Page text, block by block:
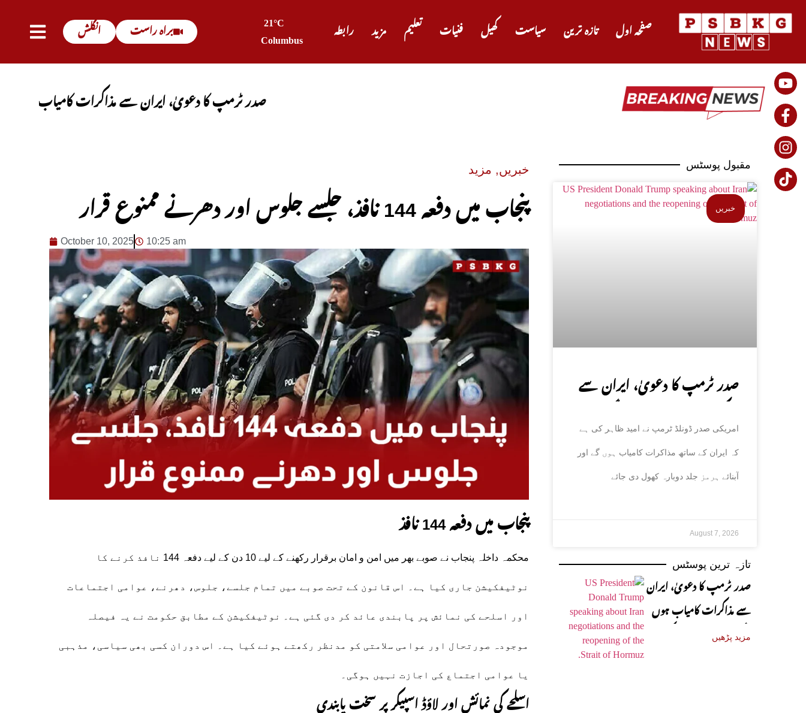
انگلش براہ راست
21°C
Columbus
رابطہ مزید تعلیم فنیات کھیل سیاست تازہ ترین صفحہ اول
صدر ٹرمپ کا دعویٰ، ایران سے مذاکرات کامیاب ہوں گے، آبنائے
خبریں, مزید
پنجاب میں دفعہ 144 نافذ، جلسے جلوس اور دھرنے ممنوع قرار
October 10, 2025 10:25 am
پنجاب میں دفعہ 144 نافذ
محکمہ داخلہ پنجاب نے صوبے بھر میں امن و امان برقرار رکھنے کے لیے 10 دن کے لیے دفعہ 144 نافذ کرنے کا
نوٹیفکیشن جاری کیا ہے۔ اس قانون کے تحت صوبے میں تمام جلسے، جلوس، دھرنے، عوامی اجتماعات
اور اسلحے کی نمائش پر پابندی عائد کر دی گئی ہے۔ نوٹیفکیشن کے مطابق حکومت نے یہ فیصلہ
موجودہ صورتحال اور عوامی سلامتی کو مدنظر رکھتے ہوئے کیا ہے۔ اس دوران کسی بھی سیاسی، مذہبی
یا عوامی اجتماع کی اجازت نہیں ہوگی۔
اسلحے کی نمائش اور لاؤڈ اسپیکر پر سخت پابندی
مقبول پوسٹس
خبریں
صدر ٹرمپ کا دعویٰ، ایران سے
آبنائے ہرمز جلد کھل جائے گی
امریکی صدر ڈونلڈ ٹرمپ نے امید ظاہر کی ہے
کہ ایران کے ساتھ مذاکرات کامیاب ہوں گے اور
آبنائے ہرمز جلد دوبارہ کھول دی جائے
August 7, 2026
تازہ ترین پوسٹس
صدر ٹرمپ کا دعویٰ، ایران
سے مذاکرات کامیاب ہوں
گے، آبنائے ہرمز جلد کھل
مزید پڑھیں